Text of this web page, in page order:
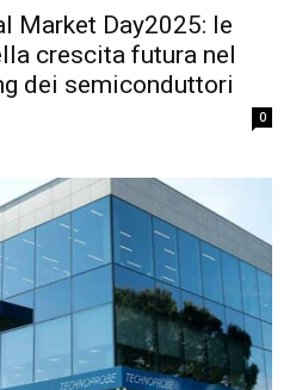
Market Day2025: le
crescita futura nel
dei semiconduttori
0